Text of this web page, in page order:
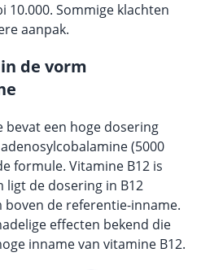
10.000. Sommige klachten
aanpak.
de vorm
bevat een hoge dosering
(5000
formule. Vitamine B12 is
de dosering in B12
de referentie-inname.
effecten bekend die
inname van vitamine B12.